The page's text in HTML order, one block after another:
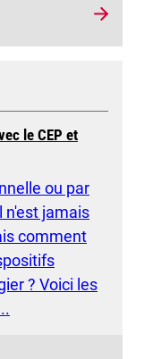
le CEP et
ou par
n'est jamais
comment
? Voici les